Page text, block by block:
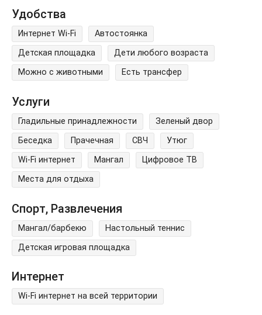
Удобства
Интернет Wi-Fi
Автостоянка
Детская площадка
Дети любого возраста
Можно с животными
Есть трансфер
Услуги
Гладильные принадлежности
Зеленый двор
Беседка
Прачечная СВЧ
Утюг
Wi-Fi интернет
Мангал
Цифровое ТВ
Места для отдыха
Спорт, Развлечения
Мангал/барбекю
Настольный теннис
Детская игровая площадка
Интернет
Wi-Fi интернет на всей территории